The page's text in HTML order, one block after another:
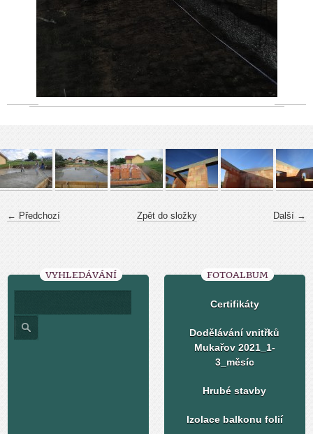
← Předchozí Další →
Zpět do složky
VYHLEDÁVÁNÍ FOTOALBUM
Certifikáty
Dodělávání vnitřků
Mukařov 2021_1-
3_měsíc
Hrubé stavby
Izolace balkonu folií